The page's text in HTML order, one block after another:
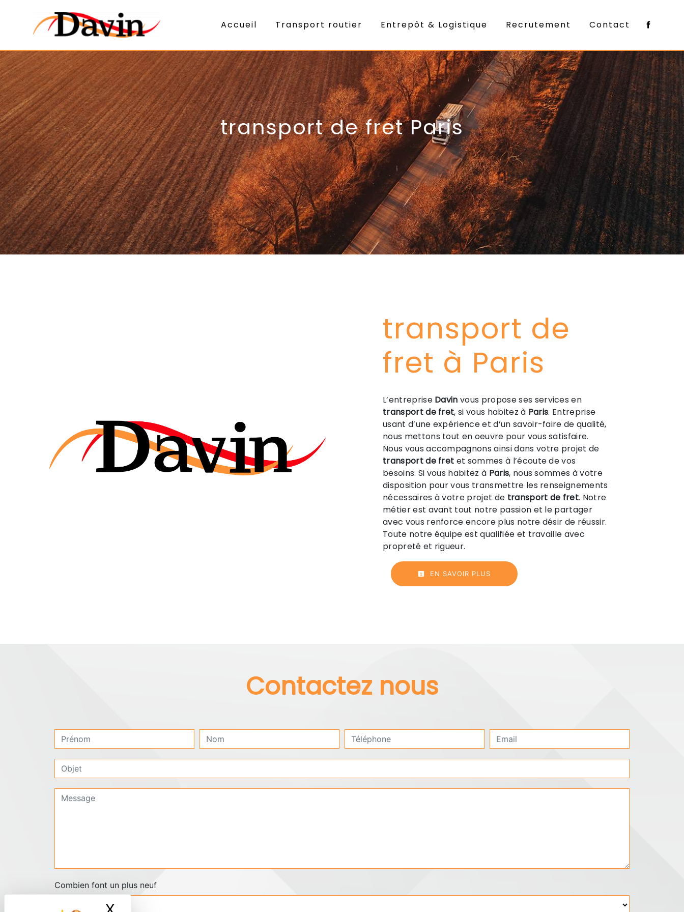
Accueil Transport routier Entrepôt & Logistique Recrutement Contact
transport de fret Paris
transport de
fret à Paris
L’entreprise Davin vous propose ses services en
transport de fret, si vous habitez à Paris. Entreprise
usant d’une expérience et d’un savoir-faire de qualité,
nous mettons tout en oeuvre pour vous satisfaire.
Nous vous accompagnons ainsi dans votre projet de
transport de fret et sommes à l’écoute de vos
besoins. Si vous habitez à Paris, nous sommes à votre
disposition pour vous transmettre les renseignements
nécessaires à votre projet de transport de fret. Notre
métier est avant tout notre passion et le partager
avec vous renforce encore plus notre désir de réussir.
Toute notre équipe est qualifiée et travaille avec
propreté et rigueur.
EN SAVOIR PLUS
Contactez nous
Combien font un plus neuf